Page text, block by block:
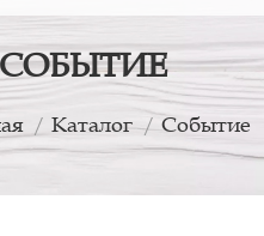
СОБЫТИЕ
Каталог Событие